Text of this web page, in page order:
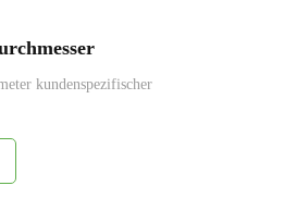
kundenspezifischer